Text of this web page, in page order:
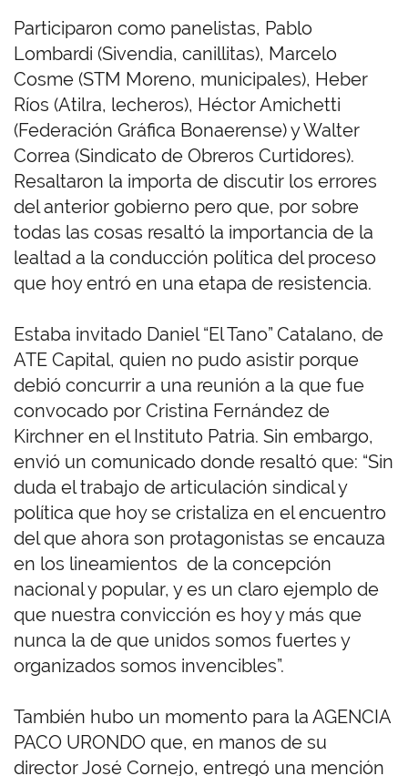
Participaron como panelistas, Pablo
Lombardi (Sivendia, canillitas), Marcelo
Cosme (STM Moreno, municipales), Heber
Ríos (Atilra, lecheros), Héctor Amichetti
(Federación Gráfica Bonaerense) y Walter
Correa (Sindicato de Obreros Curtidores).
Resaltaron la importa de discutir los errores
del anterior gobierno pero que, por sobre
todas las cosas resaltó la importancia de la
lealtad a la conducción política del proceso
que hoy entró en una etapa de resistencia.
Estaba invitado Daniel “El Tano” Catalano, de
ATE Capital, quien no pudo asistir porque
debió concurrir a una reunión a la que fue
convocado por Cristina Fernández de
Kirchner en el Instituto Patria. Sin embargo,
envió un comunicado donde resaltó que: “Sin
duda el trabajo de articulación sindical y
política que hoy se cristaliza en el encuentro
del que ahora son protagonistas se encauza
en los lineamientos de la concepción
nacional y popular, y es un claro ejemplo de
que nuestra convicción es hoy y más que
nunca la de que unidos somos fuertes y
organizados somos invencibles”.
También hubo un momento para la AGENCIA
PACO URONDO que, en manos de su
director José Cornejo, entregó una mención